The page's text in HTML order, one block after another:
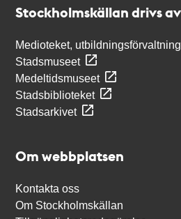
Stockholmskällan drivs av
Medioteket,
Stadsmuseet
Medeltidsmuseet
Stadsbiblioteket
Stadsarkivet
Om webbplatsen
Kontakta oss
Om Stockholmskällan